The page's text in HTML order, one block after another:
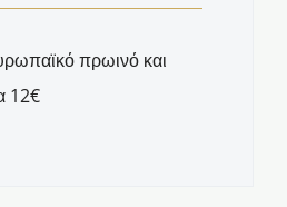
πρωινό και
12€